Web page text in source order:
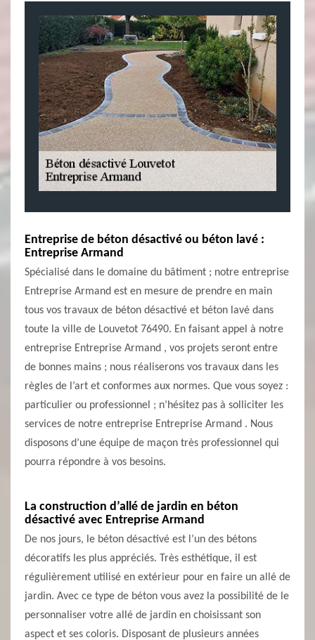
Entreprise de béton désactivé ou béton lavé :
Entreprise Armand
Spécialisé dans le domaine du bâtiment ; notre entreprise
Entreprise Armand est en mesure de prendre en main
tous vos travaux de béton désactivé et béton lavé dans
toute la ville de Louvetot 76490. En faisant appel à notre
entreprise Entreprise Armand , vos projets seront entre
de bonnes mains ; nous réaliserons vos travaux dans les
règles de l’art et conformes aux normes. Que vous soyez :
particulier ou professionnel ; n’hésitez pas à solliciter les
services de notre entreprise Entreprise Armand . Nous
disposons d’une équipe de maçon très professionnel qui
pourra répondre à vos besoins.
La construction d’allé de jardin en béton
désactivé avec Entreprise Armand
De nos jours, le béton désactivé est l’un des bétons
décoratifs les plus appréciés. Très esthétique, il est
régulièrement utilisé en extérieur pour en faire un allé de
jardin. Avec ce type de béton vous avez la possibilité de le
personnaliser votre allé de jardin en choisissant son
aspect et ses coloris. Disposant de plusieurs années